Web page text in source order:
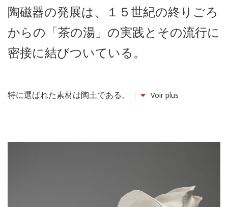
陶磁器の発展は、１５世紀の終りごろ
からの「茶の湯」の実践とその流行に
密接に結びついている。
特に選ばれた素材は陶土である。 Voir plus